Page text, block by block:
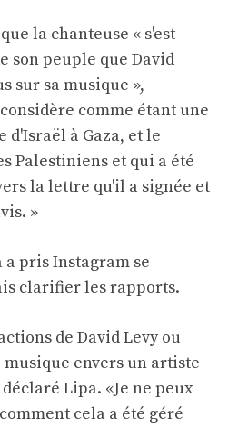
la chanteuse « s'est
son peuple que David
sur sa musique »,
comme étant une
à Gaza, et le
Palestiniens et qui a été
la lettre qu'il a signée et
»
a prisInstagram se
clarifier les rapports.
de David Levy ou
envers un artiste
Lipa. «Je ne peux
cela a été géré